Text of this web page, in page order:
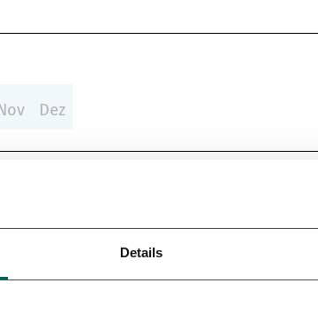
Details
Dez
zu Fuß" - Logo ausgeschildert.